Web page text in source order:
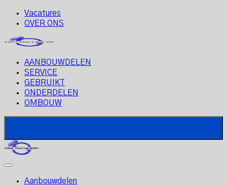
Vacatures
OVER ONS
AANBOUWDELEN
SERVICE
GEBRUIKT
ONDERDELEN
OMBOUW
Aanbouwdelen